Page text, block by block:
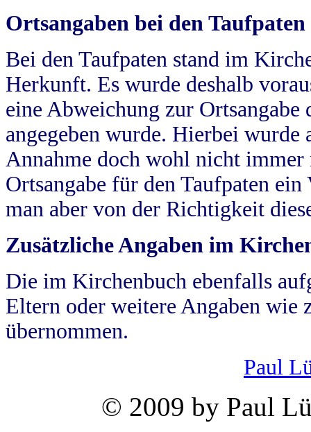
Ortsangaben bei den Taufpaten
Bei den Taufpaten stand im
Herkunft. Es wurde deshalb
eine Abweichung zur
angegeben wurde. Hierbei wurde
Annahme doch wohl nicht
Ortsangabe für den Taufpaten
man aber von der Richtigkeit
Zusätzliche Angaben im
Die im Kirchenbuch ebenfalls
Eltern oder weitere Angaben wie
übernommen.
Paul
© 2009 by Paul